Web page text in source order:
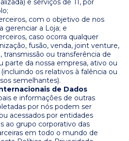
e serviços de TI, por
com o objetivo de nos
gerenciar a Loja; e
caso ocorra qualquer
fusão, venda, joint venture,
transmissão ou transferência de
parte da nossa empresa, ativo ou
os relativos à falência ou
semelhantes).
de Dados
e informações de outras
por nós podem ser
acessados por entidades
ao grupo corporativo das
em todo o mundo de